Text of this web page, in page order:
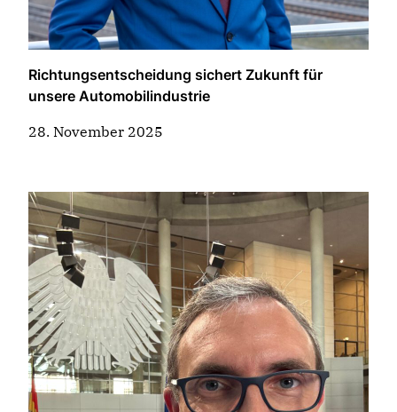
Richtungsentscheidung sichert Zukunft für
unsere Automobilindustrie
28. November 2025